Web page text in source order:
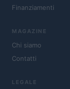
Finanziamenti
MAGAZINE
Chi siamo
Contatti
LEGALE